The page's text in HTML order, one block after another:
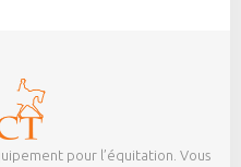
pour l’équitation. Vous